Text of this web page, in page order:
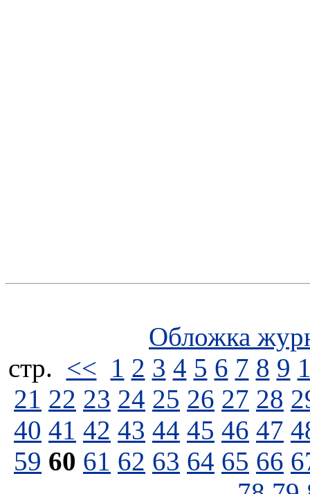
Обложка
стp. << 1 2 3 4 5 6 7 8 9
21 22 23 24 25 26 27 28
40 41 42 43 44 45 46 47
59 60 61 62 63 64 65 66